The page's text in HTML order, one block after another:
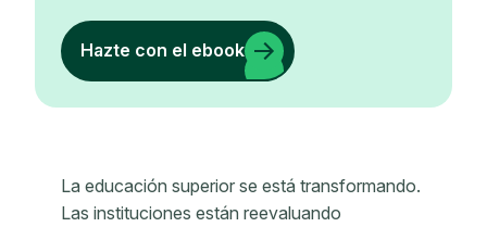
Hazte con el ebook
La educación superior se está transformando.
Las instituciones están reevaluando